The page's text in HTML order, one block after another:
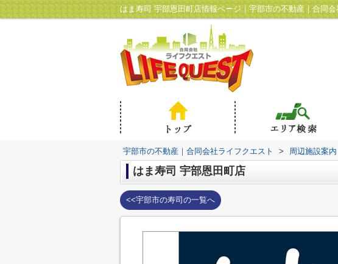
はま寿司 宇部恩田町店情報ページ｜宇部市の不動産｜合同
宇部市の不動産｜合同会社ライフクエスト > 周辺施設案内
はま寿司 宇部恩田町店
<<宇部市の寿司の一覧へ